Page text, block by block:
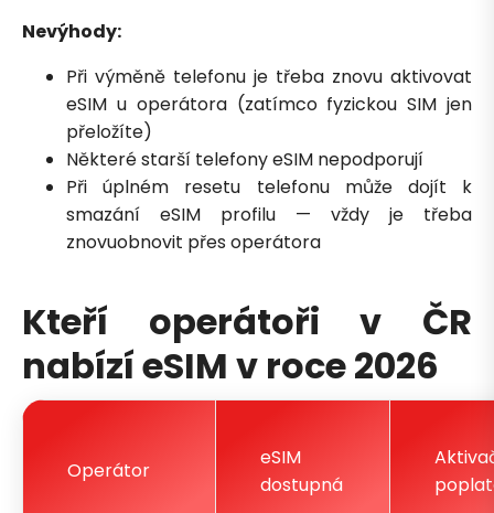
Nevýhody:
Při výměně telefonu je třeba znovu aktivovat
eSIM u operátora (zatímco fyzickou SIM jen
přeložíte)
Některé starší telefony eSIM nepodporují
Při úplném resetu telefonu může dojít k
smazání eSIM profilu — vždy je třeba
znovuobnovit přes operátora
Kteří operátoři v ČR
nabízí eSIM v roce 2026
Operátor
eSIM
dostupná